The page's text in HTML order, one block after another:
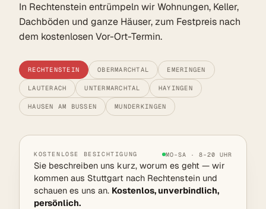
In Rechtenstein entrümpeln wir Wohnungen, Keller,
Dachböden und ganze Häuser, zum Festpreis nach
dem kostenlosen Vor-Ort-Termin.
RECHTENSTEIN OBERMARCHTAL EMERINGEN
LAUTERACH UNTERMARCHTAL HAYINGEN
HAUSEN AM BUSSEN MUNDERKINGEN
KOSTENLOSE BESICHTIGUNG MO–SA · 8–20 UHR
Sie beschreiben uns kurz, worum es geht — wir
kommen aus Stuttgart nach Rechtenstein und
schauen es uns an. Kostenlos, unverbindlich,
persönlich.